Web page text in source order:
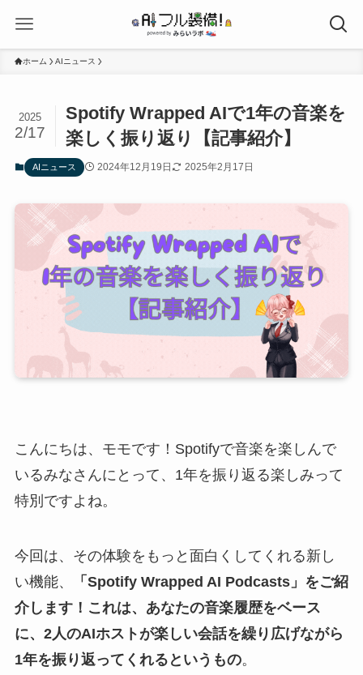
ホーム AIニュース
Spotify Wrapped AIで1年の音楽を
楽しく振り返り【記事紹介】
2025
2/17
AIニュース 2024年12月19日 2025年2月17日
こんにちは、モモです！Spotifyで音楽を楽しんで
いるみなさんにとって、1年を振り返る楽しみって
特別ですよね。
今回は、その体験をもっと面白くしてくれる新し
い機能、
「Spotify Wrapped AI Podcasts」をご紹
介します！これは、あなたの音楽履歴をベース
に、2人のAIホストが楽しい会話を繰り広げながら
1年を振り返ってくれるというもの。